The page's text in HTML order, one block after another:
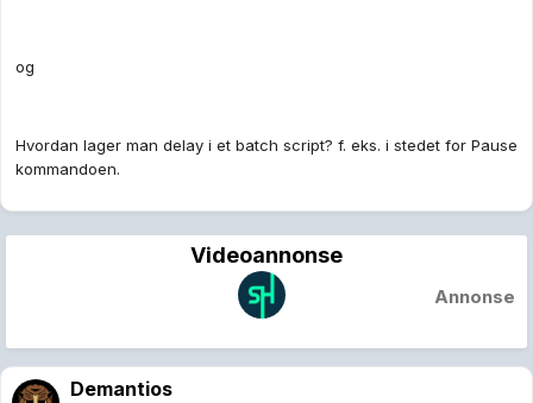
og
Hvordan lager man delay i et batch script? f. eks. i stedet for Pause
kommandoen.
Videoannonse
Annonse
Demantios